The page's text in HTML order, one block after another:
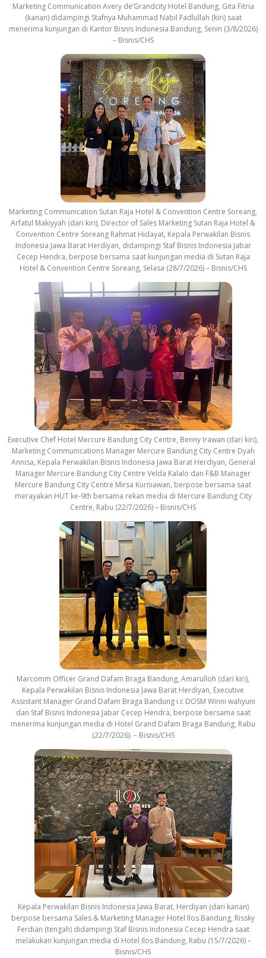
Marketing Communication Avery de’Grandcity Hotel Bandung, Gita Fitria
(kanan) didampingi Stafnya Muhammad Nabil Fadlullah (kiri) saat
menerima kunjungan di Kantor Bisnis Indonesia Bandung, Senin (3/8/2026)
– Bisnis/CHS
Marketing Communication Sutan Raja Hotel & Convention Centre Soreang,
Arfatul Makiyyah (dari kiri), Director of Sales Marketing Sutan Raja Hotel &
Convention Centre Soreang Rahmat Hidayat, Kepala Perwakilan Bisnis
Indonesia Jawa Barat Herdiyan, didampingi Staf Bisnis Indonesia Jabar
Cecep Hendra, berpose bersama saat kunjungan media di Sutan Raja
Hotel & Convention Centre Soreang, Selasa (28/7/2026) – Bisnis/CHS
Executive Chef Hotel Mercure Bandung City Centre, Benny Irawan (dari kiri),
Marketing Communications Manager Mercure Bandung City Centre Dyah
Annisa, Kepala Perwakilan Bisnis Indonesia Jawa Barat Herdiyan, General
Manager Mercure Bandung City Centre Velda Kalalo dan F&B Manager
Mercure Bandung City Centre Mirsa Kurniawan, berpose bersama saat
merayakan HUT ke-9th bersama rekan media di Mercure Bandung City
Centre, Rabu (22/7/2026) – Bisnis/CHS
Marcomm Officer Grand Dafam Braga Bandung, Amarulloh (dari kiri),
Kepala Perwakilan Bisnis Indonesia Jawa Barat Herdiyan, Executive
Assistant Manager Grand Dafam Braga Bandung i.c DOSM Winni wahyuni
dan Staf Bisnis Indonesia Jabar Cecep Hendra, berpose bersama saat
menerima kunjungan media di Hotel Grand Dafam Braga Bandung, Rabu
(22/7/2026). – Bisnis/CHS
Kepala Perwakilan Bisnis Indonesia Jawa Barat, Herdiyan (dari kanan)
berpose bersama Sales & Marketing Manager Hotel Ilos Bandung, Rissky
Ferdian (tengah) didampingi Staf Bisnis Indonesia Cecep Hendra saat
melakukan kunjungan media di Hotel Ilos Bandung, Rabu (15/7/2026) –
Bisnis/CHS